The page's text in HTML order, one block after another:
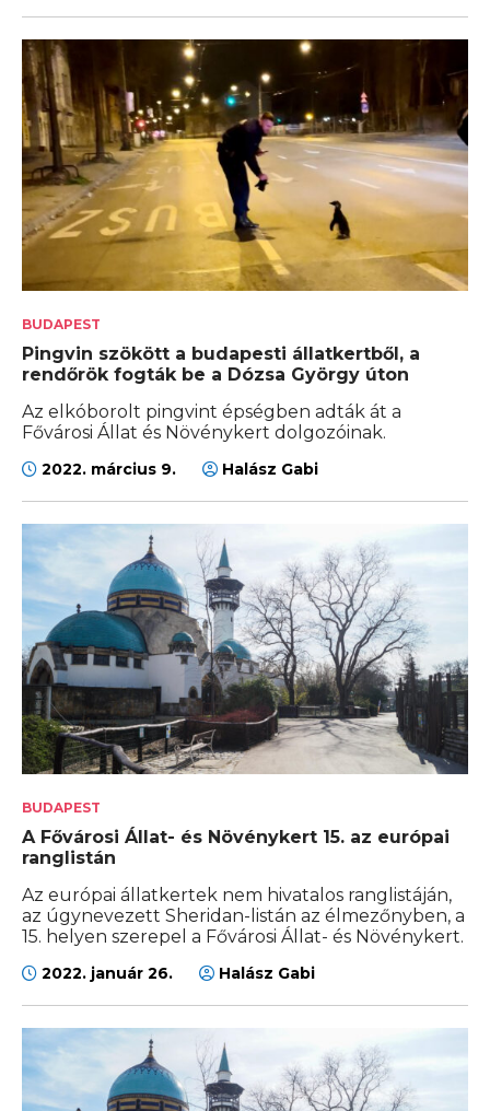
BUDAPEST
Pingvin szökött a budapesti állatkertből, a
rendőrök fogták be a Dózsa György úton
Az elkóborolt pingvint épségben adták át a
Fővárosi Állat és Növénykert dolgozóinak.
2022. március 9. Halász Gabi
BUDAPEST
A Fővárosi Állat- és Növénykert 15. az európai
ranglistán
Az európai állatkertek nem hivatalos ranglistáján,
az úgynevezett Sheridan-listán az élmezőnyben, a
15. helyen szerepel a Fővárosi Állat- és Növénykert.
2022. január 26. Halász Gabi